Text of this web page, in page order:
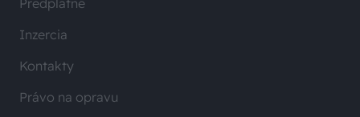
Inzercia
Kontakty
Právo na opravu